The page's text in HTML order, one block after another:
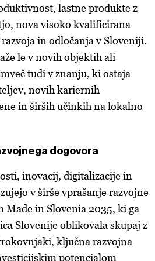
podrobnosti«. Privolitev lahko
kakršnih koli posledic.
lastne produkte z
nova visoko kvalificirana
in odločanja v Sloveniji.
le v novih objektih ali
tudi v znanju, ki ostaja
novih kariernih
in širših učinkih na lokalno
dogovora
inovacij, digitalizacije in
v širše vprašanje razvojne
Made in Slovenia 2035, ki ga
Slovenije oblikovala skupaj z
ključna razvojna
potencialom